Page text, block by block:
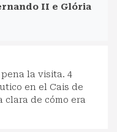
II e Glória
la visita. 4
en el Cais de
clara de cómo era